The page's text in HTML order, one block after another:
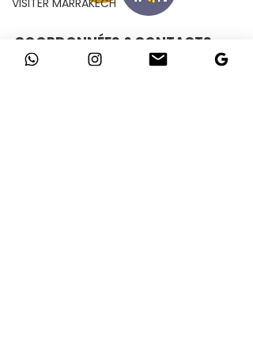
VISITER MARRAKECH
COORDONNÉES & CONTACTS
ETAGE N°3, Appartement 35